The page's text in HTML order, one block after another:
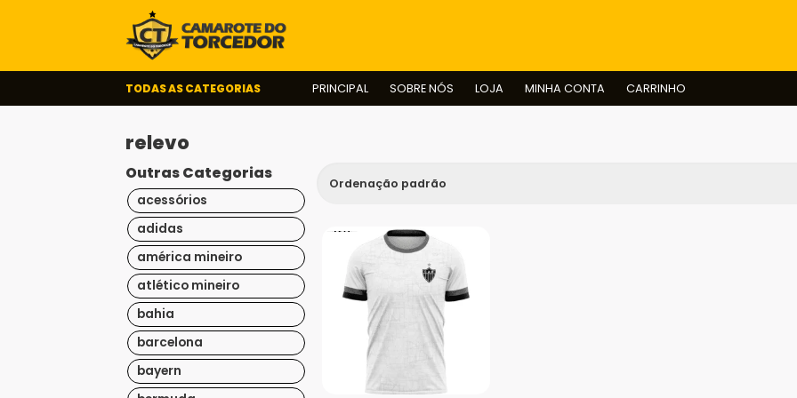
TODAS AS CATEGORIAS PRINCIPAL SOBRE NÓS LOJA MINHA CONTA CARRINHO
relevo
Outras Categorias
acessórios
adidas
américa mineiro
atlético mineiro
bahia
barcelona
bayern